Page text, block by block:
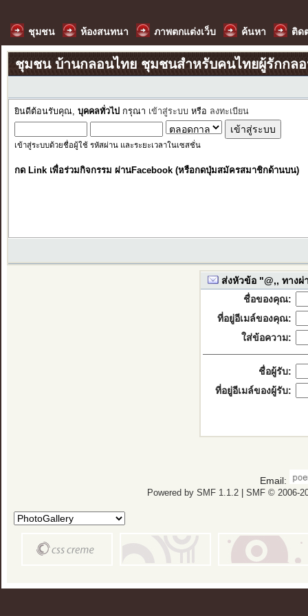
ชุมชน ห้องสนทนา ภาพตกแต่งเว็บ ค้นหา ติด
ชุมชน บ้านกลอนไทย ชุมชนสำหรับคนไทยผู้รักกล
ยินดีต้อนรับคุณ, บุคคลทั่วไป กรุณา เข้าสู่ระบบ หรือ ลงทะเบียน
เข้าสู่ระบบด้วยชื่อผู้ใช้ รหัสผ่าน และระยะเวลาในเซสชั่น
กด Link เพื่อร่วมกิจกรรม ผ่านFacebook (หรือกดปุ่มสมัครสมาชิกด้านบน)
ส่งหัวข้อ "@,, ทางผ่
ชื่อของคุณ:
ที่อยู่อีเมล์ของคุณ:
ใส่ข้อความ:
ชื่อผู้รับ:
ที่อยู่อีเมล์ของผู้รับ:
Email:
Powered by SMF 1.1.2| SMF © 2006-